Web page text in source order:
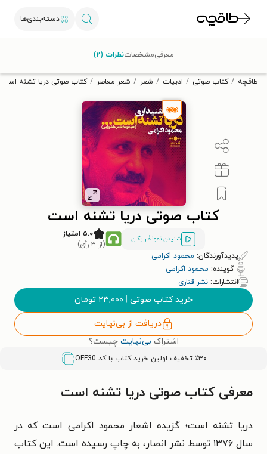
دسته‌بندی‌ها
تخفیف از طاقچه دریافت کن.
طاقچه کتاب صوتی ادبیات شعر شعر معاصر کتاب صوتی دریا تشنه است
کتاب صوتی دریا تشنه است
شنیدن نمونۀ رایگان
۵.۰ امتیاز
(از ۳ رأی)
پدیدآورندگان: محمود اکرامی
گوینده: محمود اکرامی
انتشارات: نشر قناری
خرید کتاب صوتی | ۲۳,۰۰۰ تومان
دریافت از بی‌نهایت
اشتراک بی‌نهایت چیست؟
٪۳۰ تخفیف اولین خرید کتاب با کد OFF30
معرفیمشخصاتنظرات (۲)
معرفی کتاب صوتی دریا تشنه است
دریا تشنه است؛ گزیده اشعار محمود اکرامی است که در
سال ۱۳۷۶ توسط نشر انصار، به چاپ رسیده است.‬ این کتاب